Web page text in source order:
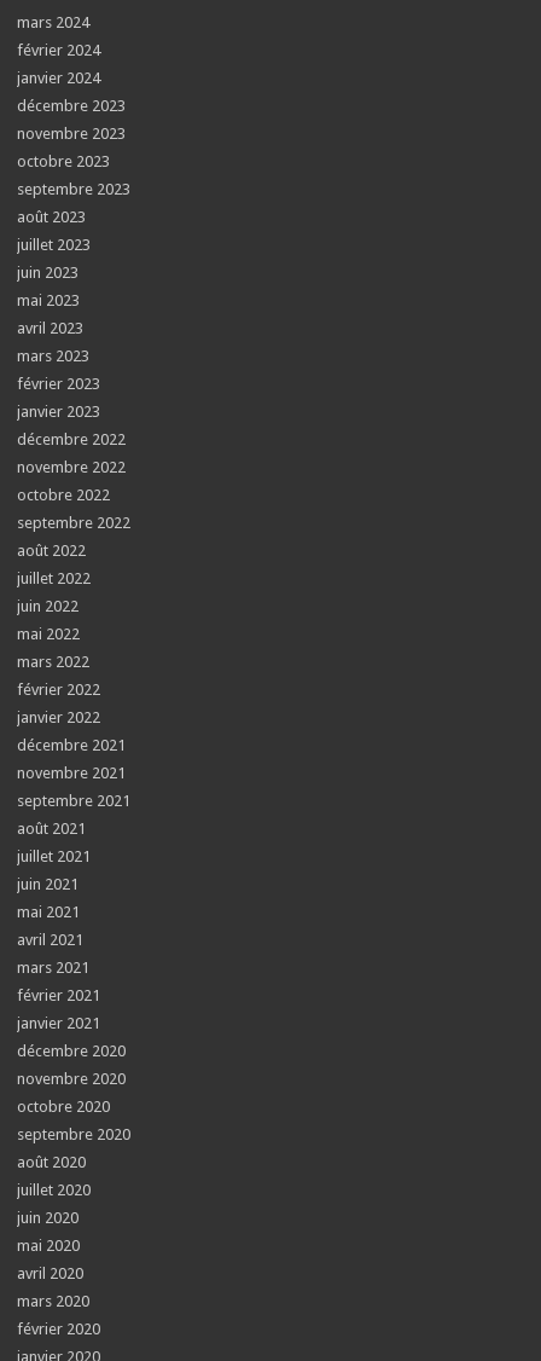
mars 2024
février 2024
janvier 2024
décembre 2023
novembre 2023
octobre 2023
septembre 2023
août 2023
juillet 2023
juin 2023
mai 2023
avril 2023
mars 2023
février 2023
janvier 2023
décembre 2022
novembre 2022
octobre 2022
septembre 2022
août 2022
juillet 2022
juin 2022
mai 2022
mars 2022
février 2022
janvier 2022
décembre 2021
novembre 2021
septembre 2021
août 2021
juillet 2021
juin 2021
mai 2021
avril 2021
mars 2021
février 2021
janvier 2021
décembre 2020
novembre 2020
octobre 2020
septembre 2020
août 2020
juillet 2020
juin 2020
mai 2020
avril 2020
mars 2020
février 2020
janvier 2020